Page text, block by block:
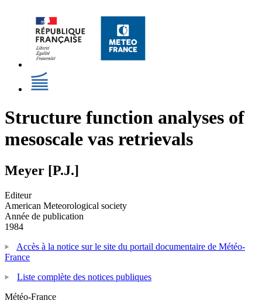
Structure function analyses of
mesoscale vas retrievals
Meyer [P.J.]
Editeur
American Meteorological society
Année de publication
1984
Accès à la notice sur le site du portail documentaire de Météo-
France
Liste complète des notices publiques
Météo-France